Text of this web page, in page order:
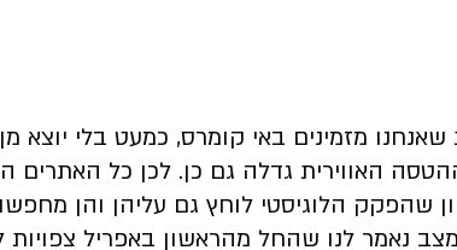
מזמינים באי קומרס, כמעט בלי יוצא
האווירית גדלה גם כן. לכן כל
שהפקק הלוגיסטי לוחץ גם עליהן והן
נאמר לנו שהחל מהראשון באפריל צפויות